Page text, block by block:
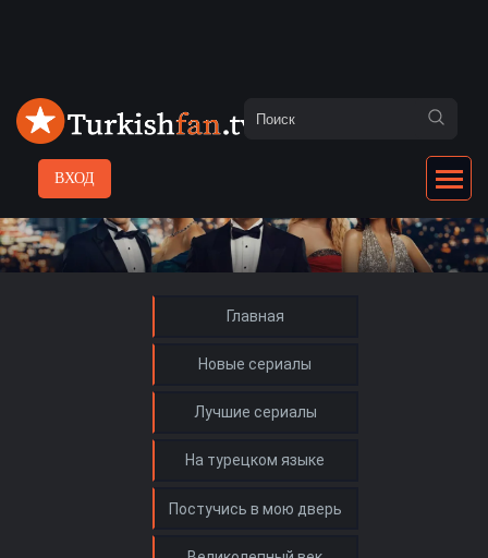
ВХОД
Главная
Новые сериалы
Лучшие сериалы
На турецком языке